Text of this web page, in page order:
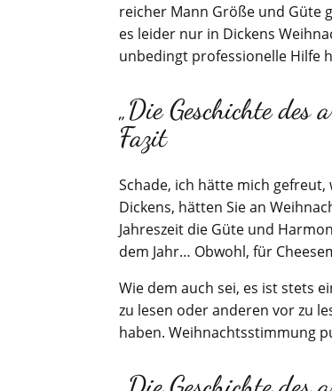
reicher Mann Größe und Güte
es leider nur in Dickens
unbedingt professionelle Hilfe
„Die Geschichte
Fazit
Schade, ich hätte mich
Dickens, hätten Sie an
Jahreszeit die Güte und
dem Jahr… Obwohl, für
Wie dem auch sei, es ist stets
zu lesen oder anderen vor zu
haben. Weihnachtsstimmung